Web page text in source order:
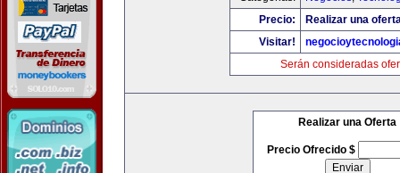
Precio:
Realizar una
Visitar!
Serán consideradas
Realizar una Oferta
Precio Ofrecido $